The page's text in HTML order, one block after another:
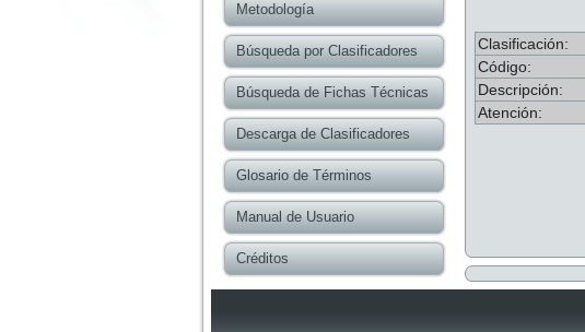
Metodología
Búsqueda por Clasificadores
Búsqueda de Fichas Técnicas
Descarga de Clasificadores
Glosario de Términos
Manual de Usuario
Créditos
Clasificación:
Código:
Descripción:
Atención: